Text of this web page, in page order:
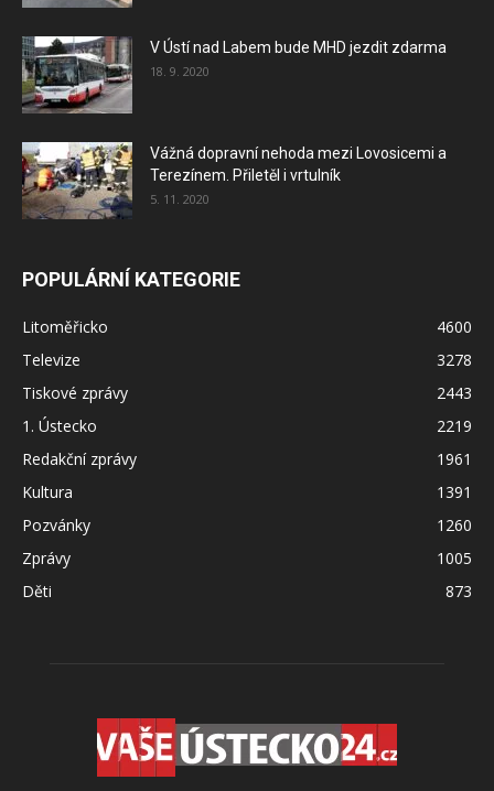
V Ústí nad Labem bude MHD jezdit zdarma
18. 9. 2020
Vážná dopravní nehoda mezi Lovosicemi a
Terezínem. Přiletěl i vrtulník
5. 11. 2020
POPULÁRNÍ KATEGORIE
Litoměřicko
4600
Televize
3278
Tiskové zprávy
2443
1. Ústecko
2219
Redakční zprávy
1961
Kultura
1391
Pozvánky
1260
Zprávy
1005
Děti
873